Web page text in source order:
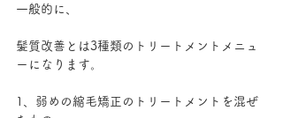
一般的に、
髪質改善とは3種類のトリートメントメニュ
ーになります。
1、弱めの縮毛矯正のトリートメントを混ぜ